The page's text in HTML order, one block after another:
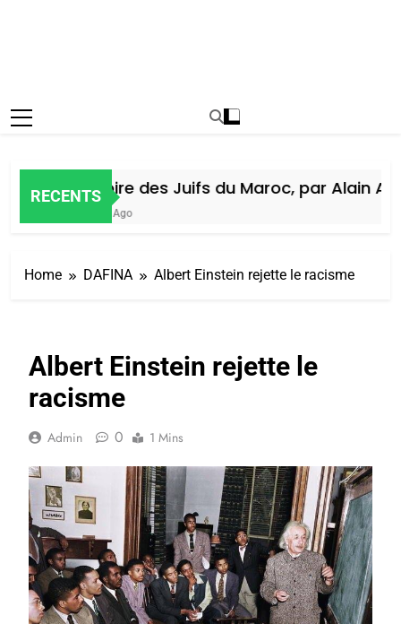
RECENTS
Histoire des Juifs du Maroc, par Alain
7 Jours Ago
Home DAFINA Albert Einstein rejette le racisme
Albert Einstein rejette le
racisme
Admin 0 1 Mins